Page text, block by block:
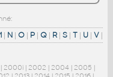
| N| O| P| Q| R| S| T| U| V|
| 2000i | 2002 | 2004 | 2005 |